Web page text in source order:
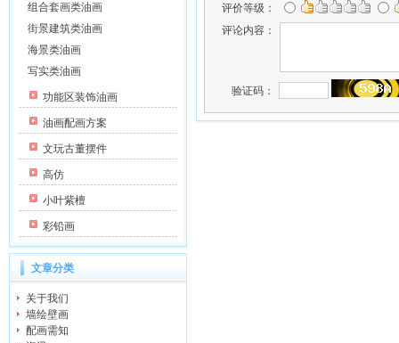
组合套画类油画
街景建筑类油画
海景类油画
写实类油画
功能区装饰油画
油画配画方案
文玩古董摆件
高仿
小叶紫檀
彩铅画
文章分类
关于我们
墙绘壁画
配画需知
评价等级：
评论内容：
验证码：